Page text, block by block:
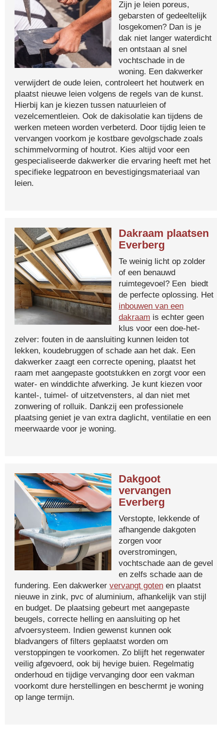
Zijn je leien poreus,
gebarsten of gedeeltelijk
losgekomen? Dan is je
dak niet langer waterdicht
en ontstaan al snel
vochtschade in de
woning. Een dakwerker
verwijdert de oude leien, controleert het houtwerk en
plaatst nieuwe leien volgens de regels van de kunst.
Hierbij kan je kiezen tussen natuurleien of
vezelcementleien. Ook de dakisolatie kan tijdens de
werken meteen worden verbeterd. Door tijdig leien te
vervangen voorkom je kostbare gevolgschade zoals
schimmelvorming of houtrot. Kies altijd voor een
gespecialiseerde dakwerker die ervaring heeft met het
specifieke legpatroon en bevestigingsmateriaal van
leien.
Dakraam plaatsen
Everberg
Te weinig licht op zolder
of een benauwd
ruimtegevoel? Een biedt
de perfecte oplossing. Het
inbouwen van een
dakraam is echter geen
klus voor een doe-het-
zelver: fouten in de aansluiting kunnen leiden tot
lekken, koudebruggen of schade aan het dak. Een
dakwerker zaagt een correcte opening, plaatst het
raam met aangepaste gootstukken en zorgt voor een
water- en winddichte afwerking. Je kunt kiezen voor
kantel-, tuimel- of uitzetvensters, al dan niet met
zonwering of rolluik. Dankzij een professionele
plaatsing geniet je van extra daglicht, ventilatie en een
meerwaarde voor je woning.
Dakgoot
vervangen
Everberg
Verstopte, lekkende of
afhangende dakgoten
zorgen voor
overstromingen,
vochtschade aan de gevel
en zelfs schade aan de
fundering. Een dakwerker vervangt goten en plaatst
nieuwe in zink, pvc of aluminium, afhankelijk van stijl
en budget. De plaatsing gebeurt met aangepaste
beugels, correcte helling en aansluiting op het
afvoersysteem. Indien gewenst kunnen ook
bladvangers of filters geplaatst worden om
verstoppingen te voorkomen. Zo blijft het regenwater
veilig afgevoerd, ook bij hevige buien. Regelmatig
onderhoud en tijdige vervanging door een vakman
voorkomt dure herstellingen en beschermt je woning
op lange termijn.